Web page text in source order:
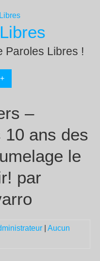
Paroles Libres !
–
10 ans des
le
par
Aucun